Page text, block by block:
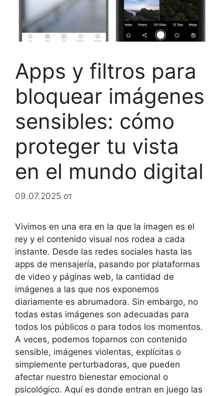
Apps y filtros para
bloquear imágenes
sensibles: cómo
proteger tu vista
en el mundo digital
09.07.2025 от
Vivimos en una era en la que la imagen es el
rey y el contenido visual nos rodea a cada
instante. Desde las redes sociales hasta las
apps de mensajería, pasando por plataformas
de video y páginas web, la cantidad de
imágenes a las que nos exponemos
diariamente es abrumadora. Sin embargo, no
todas estas imágenes son adecuadas para
todos los públicos o para todos los momentos.
A veces, podemos toparnos con contenido
sensible, imágenes violentas, explícitas o
simplemente perturbadoras, que pueden
afectar nuestro bienestar emocional o
psicológico. Aquí es donde entran en juego las